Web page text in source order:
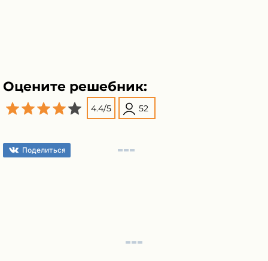
Оцените решебник:
4.4/5 52
Поделиться